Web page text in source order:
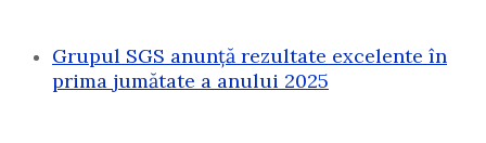
Grupul SGS anunță rezultate excelente în
prima jumătate a anului 2025